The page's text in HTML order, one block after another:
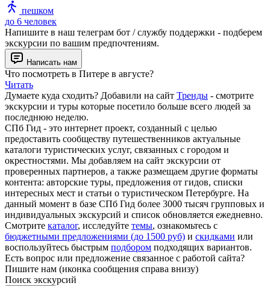
пешком
до 6 человек
Напишите в наш телеграм бот / службу поддержки - подберем
экскурсии по вашим предпочтениям.
Написать нам
Что посмотреть в Питере в августе?
Читать
Думаете куда сходить? Добавили на сайт Тренды - смотрите
экскурсии и туры которые посетило больше всего людей за
последнюю неделю.
СПб Гид - это интернет проект, созданный с целью
предоставить сообществу путешественников актуальные
каталоги туристических услуг, связанных с городом и
окрестностями. Мы добавляем на сайт экскурсии от
проверенных партнеров, а также размещаем другие форматы
контента: авторские туры, предложения от гидов, списки
интересных мест и статьи о туристическом Петербурге. На
данный момент в базе СПб Гид более 3000 тысяч групповых и
индивидуальных экскурсий и список обновляется ежедневно.
Смотрите каталог, исследуйте темы, ознакомьтесь с
бюджетными предложениями (до 1500 руб) и скидками или
воспользуйтесь быстрым подбором подходящих вариантов.
Есть вопрос или предложение связанное с работой сайта?
Пишите нам (иконка сообщения справа внизу)
Поиск экскурсий